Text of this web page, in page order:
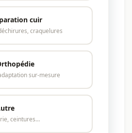
cuir
craquelures
sur-mesure
ceintures…